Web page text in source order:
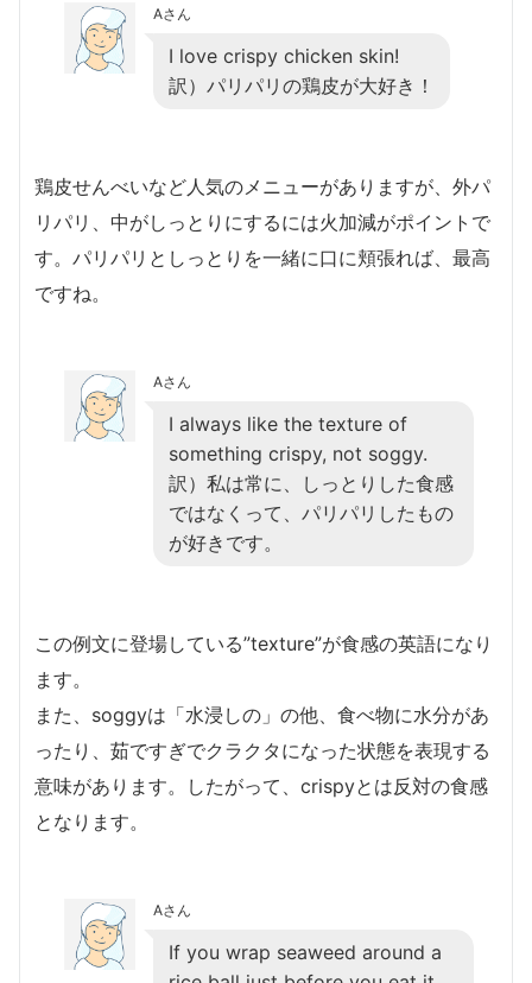
Aさん
I love crispy chicken skin!
訳）パリパリの鶏皮が大好き！
鶏皮せんべいなど人気のメニューがありますが、外パ
リパリ、中がしっとりにするには火加減がポイントで
す。パリパリとしっとりを一緒に口に頬張れば、最高
ですね。
Aさん
I always like the texture of
something crispy, not soggy.
訳）私は常に、しっとりした食感
ではなくって、パリパリしたもの
が好きです。
この例文に登場している”texture”が食感の英語になり
ます。
また、soggyは「水浸しの」の他、食べ物に水分があ
ったり、茹ですぎでクラクタになった状態を表現する
意味があります。したがって、crispyとは反対の食感
となります。
Aさん
If you wrap seaweed around a